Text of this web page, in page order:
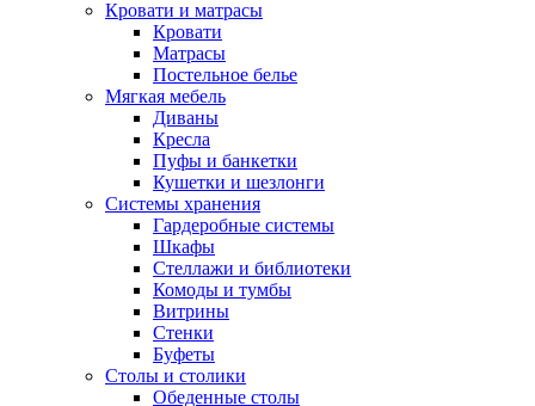
Кровати и матрасы
Кровати
Матрасы
Постельное белье
Мягкая мебель
Диваны
Кресла
Пуфы и банкетки
Кушетки и шезлонги
Системы хранения
Гардеробные системы
Шкафы
Стеллажи и библиотеки
Комоды и тумбы
Витрины
Стенки
Буфеты
Столы и столики
Обеденные столы